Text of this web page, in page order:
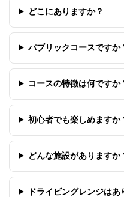
どこにありますか？
パブリックコースですか
コースの特徴は何ですか
初心者でも楽しめますか
どんな施設がありますか
ドライビングレンジはあ